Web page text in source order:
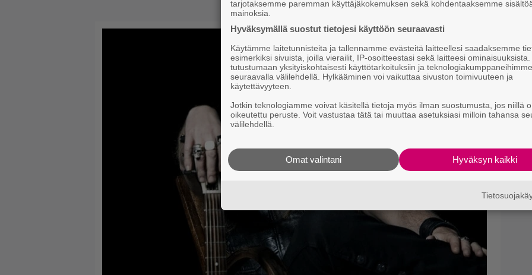
tarjotaksemme paremman käyttäjäkokemuksen sekä kohdentaaksemme
mainoksia.
Hyväksymällä suostut tietojesi käyttöön seuraavasti
Käytämme laitetunnisteita ja tallennamme evästeitä laitteellesi saadaksemme
esimerkiksi sivuista, joilla vierailit, IP-osoitteestasi sekä laitteesi
tutustumaan yksityiskohtaisesti käyttötarkoituksiin ja teknologiakumppaneihimme
seuraavalla välilehdellä. Hylkääminen voi vaikuttaa sivuston toimivuuteen ja
käytettävyyteen.
Jotkin teknologiamme voivat käsitellä tietoja myös ilman suostumusta, jos niillä
oikeutettu peruste. Voit vastustaa tätä tai muuttaa asetuksiasi milloin tahansa
välilehdellä.
Hyväksyn kaikki
Omat valintani